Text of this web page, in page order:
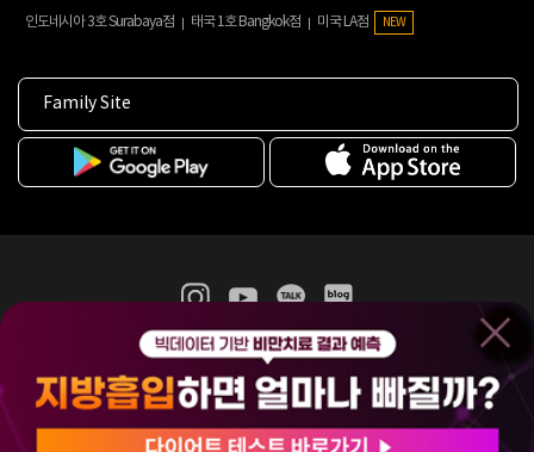
인도네시아 3호 Surabaya점
태국 1호 Bangkok점 미국 LA점 NEW
Family Site
365mc 병·의원 이용약관
홈페이지 이용약관
비급여진료수가
(주)365mcㅣ서울특별시 서초구 서초대로52길 7, 3~4층(서초동, 제일빌딩)
120-87-04354ㅣ김남철